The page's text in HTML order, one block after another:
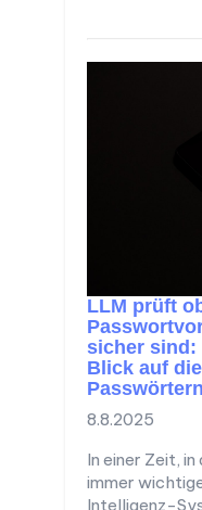
LLM prüft
sicher sind:
Blick auf
8.8.2025
In einer Zeit,
immer
Intelligenz-